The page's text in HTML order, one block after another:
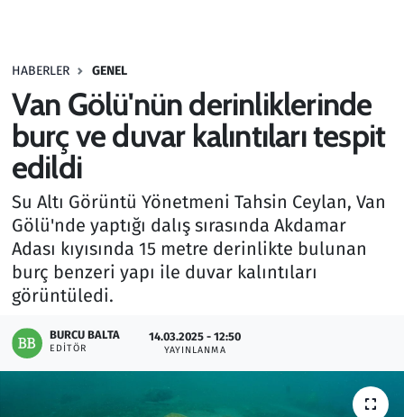
HABERLER GENEL
Van Gölü'nün derinliklerinde
burç ve duvar kalıntıları tespit
edildi
Su Altı Görüntü Yönetmeni Tahsin Ceylan, Van
Gölü'nde yaptığı dalış sırasında Akdamar
Adası kıyısında 15 metre derinlikte bulunan
burç benzeri yapı ile duvar kalıntıları
görüntüledi.
BURCU BALTA
EDITÖR
14.03.2025 - 12:50
YAYINLANMA
Haber
Kültür Sanat
Kurumsal Haberler
Lezzet Durağı
Memur ve Kamu
Otomobil
Oyun